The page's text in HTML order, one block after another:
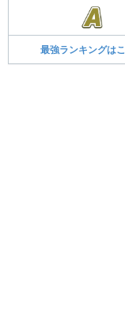
最強ランキングは